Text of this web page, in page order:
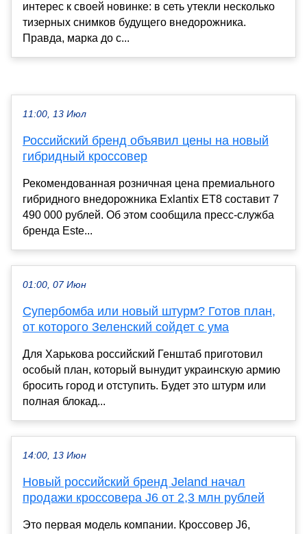
интерес к своей новинке: в сеть утекли несколько
тизерных снимков будущего внедорожника.
Правда, марка до с...
11:00, 13 Июл
Российский бренд объявил цены на новый
гибридный кроссовер
Рекомендованная розничная цена премиального
гибридного внедорожника Exlantix ET8 составит 7
490 000 рублей. Об этом сообщила пресс-служба
бренда Este...
01:00, 07 Июн
Супербомба или новый штурм? Готов план,
от которого Зеленский сойдет с ума
Для Харькова российский Генштаб приготовил
особый план, который вынудит украинскую армию
бросить город и отступить. Будет это штурм или
полная блокад...
14:00, 13 Июн
Новый российский бренд Jeland начал
продажи кроссовера J6 от 2,3 млн рублей
Это первая модель компании. Кроссовер J6,